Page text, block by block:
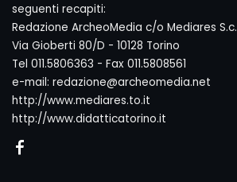
seguenti recapiti:
Redazione ArcheoMedia c/o Mediares S.c.
Via Gioberti 80/D - 10128 Torino
Tel 011.5806363 - Fax 011.5808561
e-mail: redazione@archeomedia.net
http://www.mediares.to.it
http://www.didatticatorino.it